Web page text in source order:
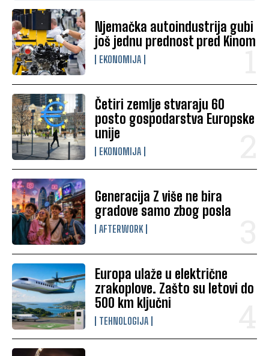
Njemačka autoindustrija gubi
još jednu prednost pred Kinom
EKONOMIJA
Četiri zemlje stvaraju 60
posto gospodarstva Europske
unije
EKONOMIJA
Generacija Z više ne bira
gradove samo zbog posla
AFTERWORK
Europa ulaže u električne
zrakoplove. Zašto su letovi do
500 km ključni
TEHNOLOGIJA